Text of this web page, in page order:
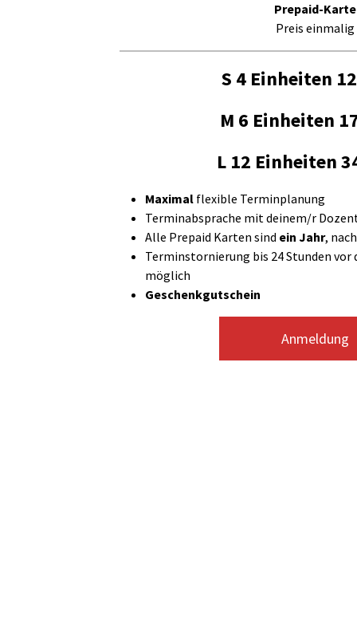
Prepaid-Karte
Preis einmalig
S 4 Einheiten
M 6 Einheiten
L 12 Einheiten
Maximal flexible Terminplanung
Terminabsprache mit deinem/r
Alle Prepaid Karten sind ein Jahr,
Terminstornierung bis 24 Stunden
möglich
Geschenkgutschein
Anmeldung